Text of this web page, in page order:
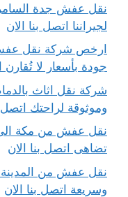
لجيراننا اتصل بنا الان
جودة بأسعار لا تُقارن
وموثوقة لراحتك اتصل
تضاهى اتصل بنا الان
وسريعة اتصل بنا الان